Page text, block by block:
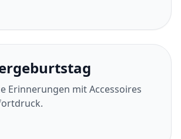
Erinnerungen mit Accessoires